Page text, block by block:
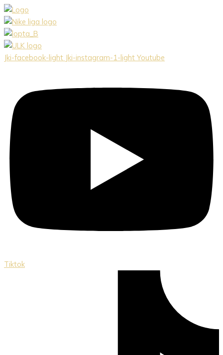
Preskočiť
na
obsah
Jki-facebook-light Jki-instagram-1-light Youtube
Tiktok